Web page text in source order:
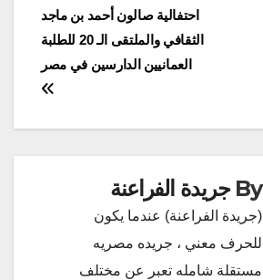
احتفالية صالون أحمد بن ماجد
الثقافي والملتقى الـ 20 للطلبة
العمانيين الدارسين في مصر
By جريدة الفراعنة
(جريدة الفراعنة) عندما يكون
للحرف معني ، جريده مصريه
مستقلة شامله تعبر عن مختلف